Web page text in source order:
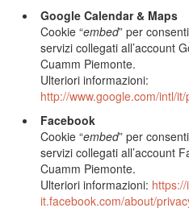
Google Calendar & Maps
Cookie “embed” per
servizi collegati all’account
Cuamm Piemonte.
Ulteriori informazioni:
http://www.google.com/intl/
Facebook
Cookie “embed” per
servizi collegati all’account
Cuamm Piemonte.
Ulteriori informazioni: https://
it.facebook.com/about/